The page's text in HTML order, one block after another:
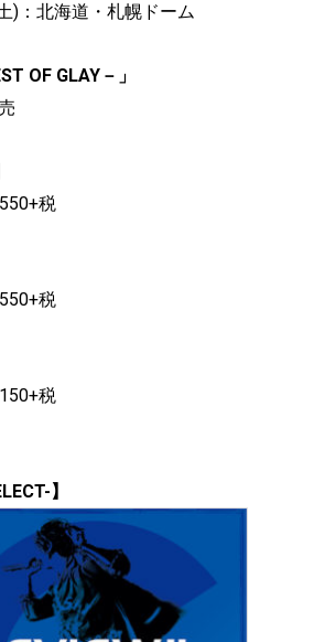
)：北海道・札幌ドーム
OF GLAY－」
税
税
税
】